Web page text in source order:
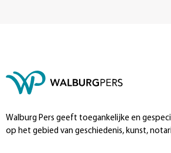
Walburg Pers geeft toegankelijke en
op het gebied van geschiedenis, kunst,